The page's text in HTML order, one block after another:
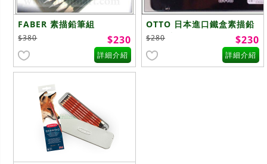
FABER 素描鉛筆組
$380 $230
詳細介紹
OTTO 日本進口鐵盒素描鉛
筆 12入
$280 $230
詳細介紹